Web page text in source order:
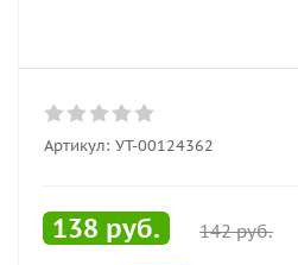
Артикул: УТ-00124362
138 руб. 142руб.